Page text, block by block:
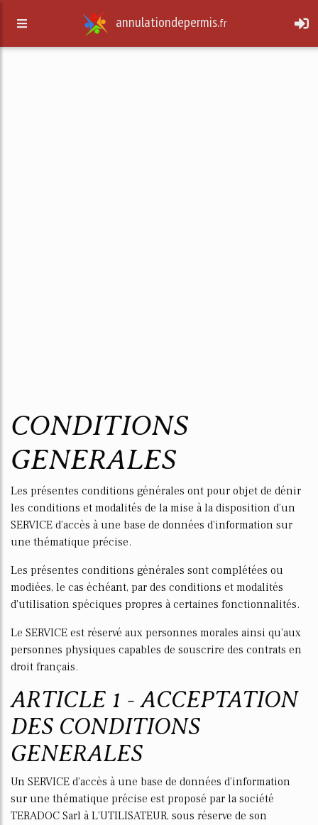
annulationdepermis.fr
CONDITIONS
GENERALES
Les présentes conditions générales ont pour objet de définir
les conditions et modalités de la mise à la disposition d’un
SERVICE d’accès à une base de données d’information sur
une thématique précise.
Les présentes conditions générales sont complétées ou
modifiées, le cas échéant, par des conditions et modalités
d'utilisation spécifiques propres à certaines fonctionnalités.
Le SERVICE est réservé aux personnes morales ainsi qu'aux
personnes physiques capables de souscrire des contrats en
droit français.
ARTICLE 1 - ACCEPTATION
DES CONDITIONS
GENERALES
Un SERVICE d’accès à une base de données d’information
sur une thématique précise est proposé par la société
TERADOC Sarl à L'UTILISATEUR, sous réserve de son